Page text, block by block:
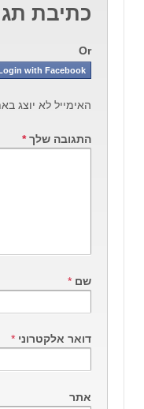
כתיבת
Or
Login with Facebook
האימייל לא יוצג
התגובה שלך*
שם *
דואר אלקטרוני *
אתר